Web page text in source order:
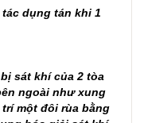
dụng tán khi 1
sát khí của 2 tòa
ngoài như xung
một đôi rùa bằng